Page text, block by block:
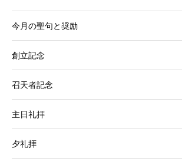
今月の聖句と奨励
創立記念
召天者記念
主日礼拝
夕礼拝